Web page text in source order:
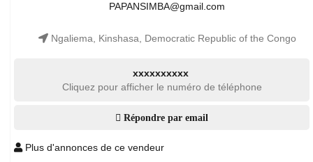
PAPANSIMBA@gmail.com
Ngaliema, Kinshasa, Democratic Republic of the Congo
xxxxxxxxxx
Cliquez pour afficher le numéro de téléphone
Répondre par email
Plus d'annonces de ce vendeur